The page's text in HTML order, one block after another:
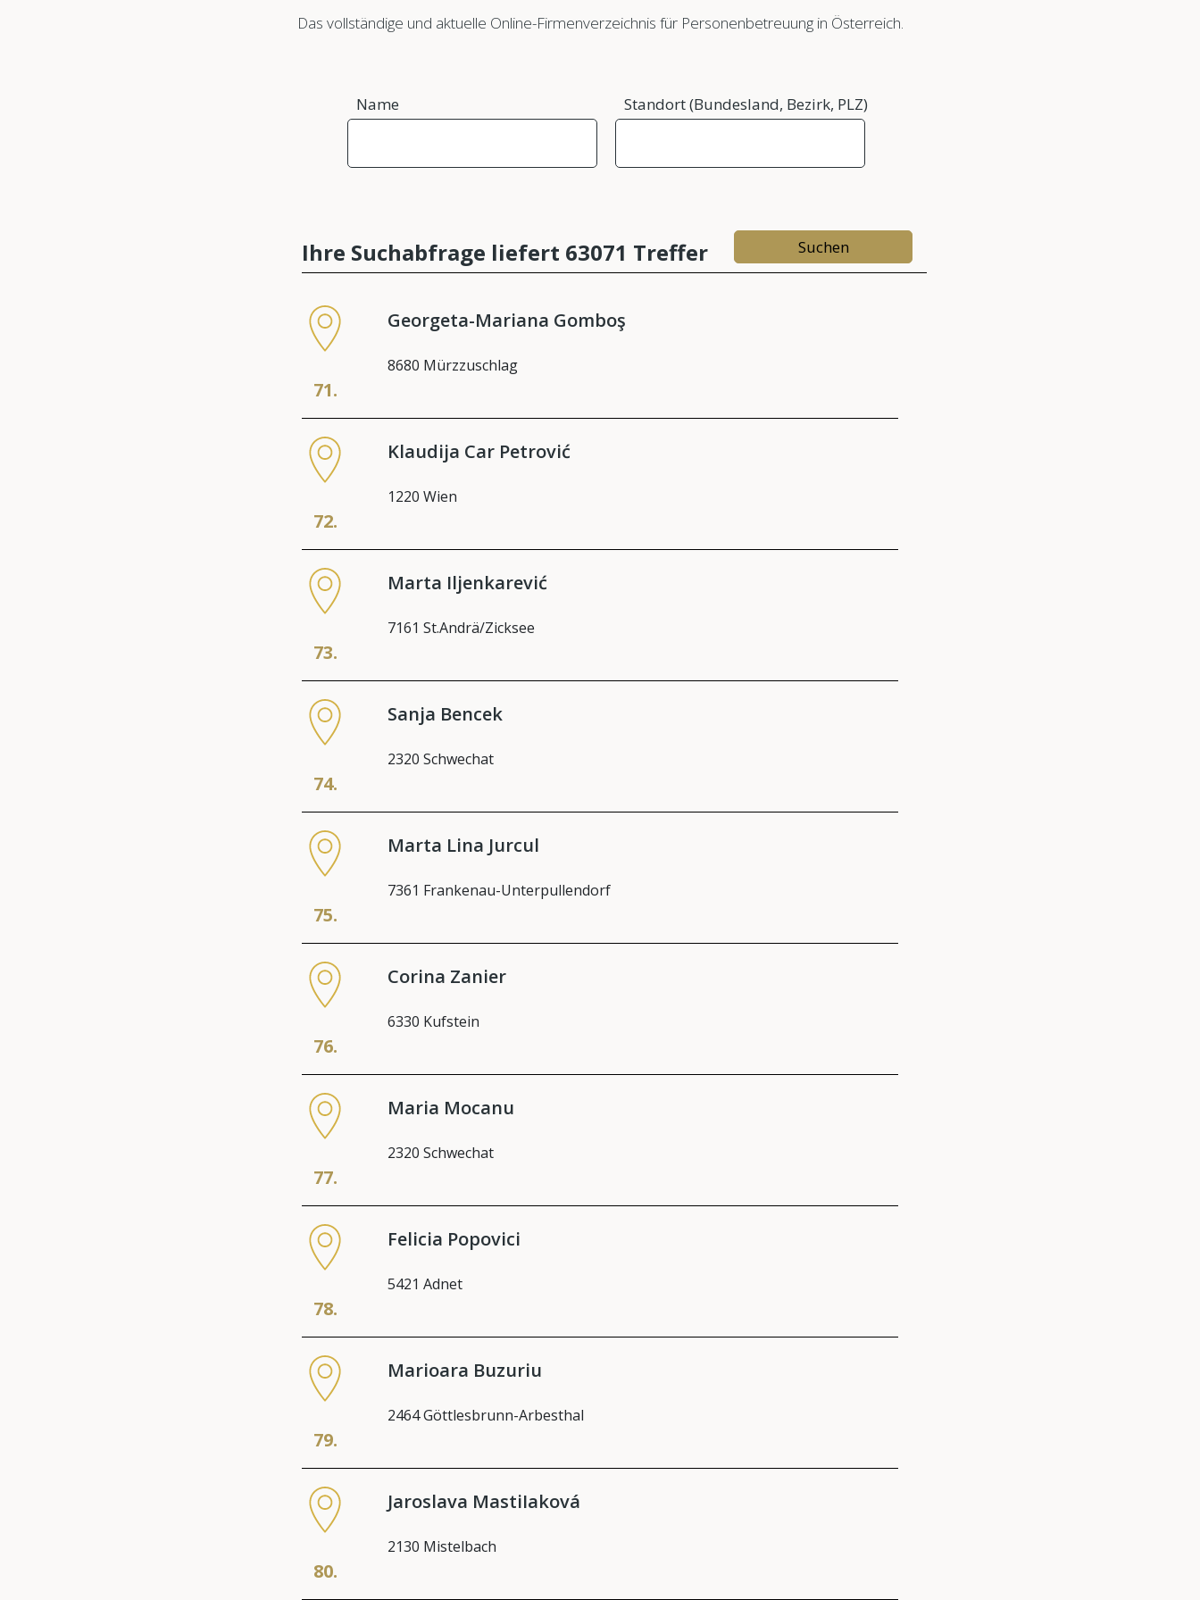
Das vollständige und aktuelle Online-Firmenverzeichnis für Personenbetreuung in Österreich.
Name Standort (Bundesland, Bezirk, PLZ)
Ihre Suchabfrage liefert 63071 Treffer
71.
Georgeta-Mariana Gomboş
8680 Mürzzuschlag
72.
Klaudija Car Petrović
1220 Wien
73.
Marta Iljenkarević
7161 St.Andrä/Zicksee
74.
Sanja Bencek
2320 Schwechat
75.
Marta Lina Jurcul
7361 Frankenau-Unterpullendorf
76.
Corina Zanier
6330 Kufstein
77.
Maria Mocanu
2320 Schwechat
78.
Felicia Popovici
5421 Adnet
79.
Marioara Buzuriu
2464 Göttlesbrunn-Arbesthal
80.
Jaroslava MastiIaková
2130 Mistelbach